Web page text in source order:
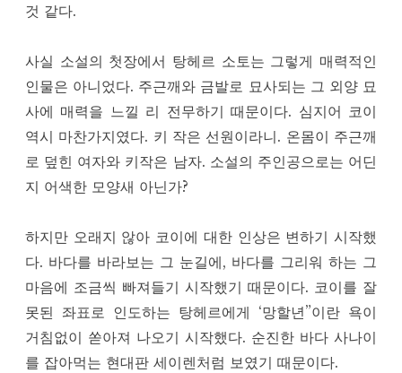
것 같다.
사실 소설의 첫장에서 탕헤르 소토는 그렇게 매력적인
인물은 아니었다. 주근깨와 금발로 묘사되는 그 외양 묘
사에 매력을 느낄 리 전무하기 때문이다. 심지어 코이
역시 마찬가지였다. 키 작은 선원이라니. 온몸이 주근깨
로 덮힌 여자와 키작은 남자. 소설의 주인공으로는 어딘
지 어색한 모양새 아닌가?
하지만 오래지 않아 코이에 대한 인상은 변하기 시작했
다. 바다를 바라보는 그 눈길에, 바다를 그리워 하는 그
마음에 조금씩 빠져들기 시작했기 때문이다. 코이를 잘
못된 좌표로 인도하는 탕헤르에게 ‘망할년”이란 욕이
거침없이 쏟아져 나오기 시작했다. 순진한 바다 사나이
를 잡아먹는 현대판 세이렌처럼 보였기 때문이다.